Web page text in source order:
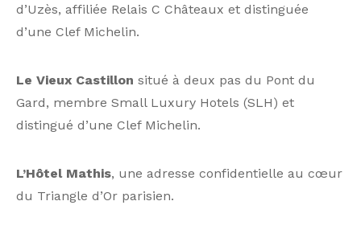
d’Uzès, affiliée Relais C Châteaux et distinguée
d’une Clef Michelin.
Le Vieux Castillon situé à deux pas du Pont du
Gard, membre Small Luxury Hotels (SLH) et
distingué d’une Clef Michelin.
L’Hôtel Mathis, une adresse confidentielle au cœur
du Triangle d’Or parisien.